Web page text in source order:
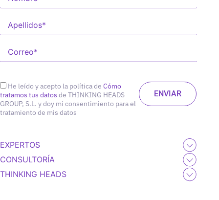
He leído y acepto la política de Cómo
tratamos tus datos de THINKING HEADS
GROUP, S.L. y doy mi consentimiento para el
tratamiento de mis datos
EXPERTOS
CONSULTORÍA
THINKING HEADS